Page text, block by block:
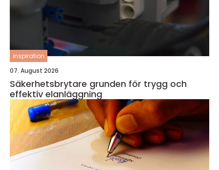
inspiration
07. August 2026
Säkerhetsbrytare grunden för trygg och
effektiv elanläggning